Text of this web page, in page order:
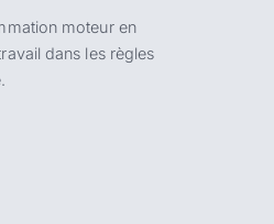
moteur en
dans les règles